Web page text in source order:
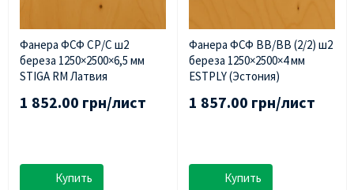
Фанера ФСФ СР/С ш2
береза ​​1250×2500×6,5 мм
STIGA RM Латвия
1 852.00 грн/лист
Купить
Фанера ФСФ BB/BB (2/2) ш2
береза ​​1250×2500×4 мм
ESTPLY (Эстония)
1 857.00 грн/лист
Купить